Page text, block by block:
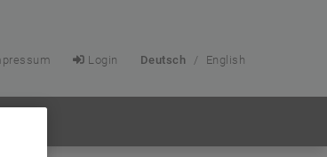
Login Deutsch / English